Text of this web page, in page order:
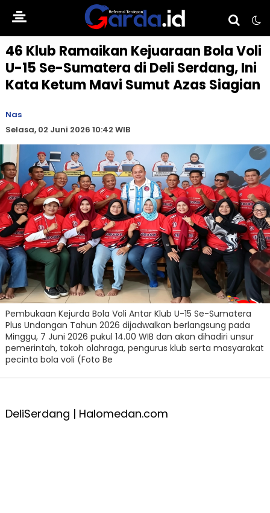
46 Klub Ramaikan Kejuaraan Bola Voli
U-15 Se-Sumatera di Deli Serdang, Ini
Kata Ketum Mavi Sumut Azas Siagian
Nas
Selasa, 02 Juni 2026 10:42 WIB
Pembukaan Kejurda Bola Voli Antar Klub U-15 Se-Sumatera
Plus Undangan Tahun 2026 dijadwalkan berlangsung pada
Minggu, 7 Juni 2026 pukul 14.00 WIB dan akan dihadiri unsur
pemerintah, tokoh olahraga, pengurus klub serta masyarakat
pecinta bola voli (Foto Be
DeliSerdang | Halomedan.com